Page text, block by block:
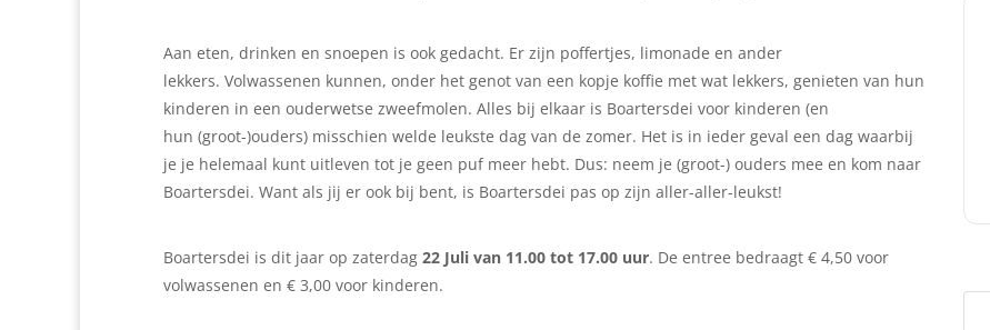
Aan eten, drinken en snoepen is ook gedacht. Er zijn poffertjes, limonade en ander
lekkers. Volwassenen kunnen, onder het genot van een kopje koffie met wat lekkers, genieten van hun
kinderen in een ouderwetse zweefmolen. Alles bij elkaar is Boartersdei voor kinderen (en
hun (groot-)ouders) misschien welde leukste dag van de zomer. Het is in ieder geval een dag waarbij
je je helemaal kunt uitleven tot je geen puf meer hebt. Dus: neem je (groot-) ouders mee en kom naar
Boartersdei. Want als jij er ook bij bent, is Boartersdei pas op zijn aller-aller-leukst!
Boartersdei is dit jaar op zaterdag 22 Juli van 11.00 tot 17.00 uur. De entree bedraagt € 4,50 voor
volwassenen en € 3,00 voor kinderen.